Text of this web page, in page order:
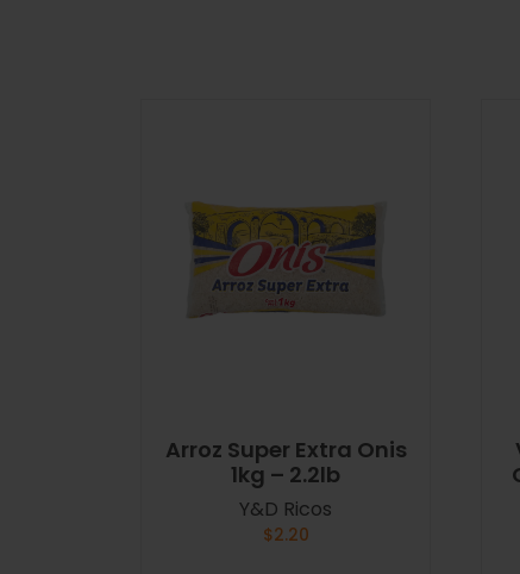
Arroz Super Extra Onis
1kg – 2.2lb
Y&D Ricos
$2.20